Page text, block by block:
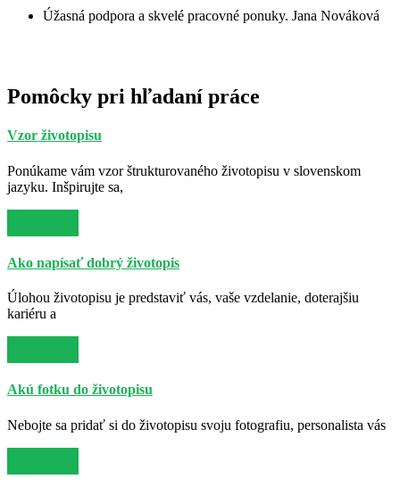
Úžasná podpora a skvelé pracovné ponuky. Jana Nováková
Pomôcky pri hľadaní práce
Vzor životopisu
Ponúkame vám vzor štrukturovaného životopisu v slovenskom
jazyku. Inšpirujte sa,
Ako napísať dobrý životopis
Úlohou životopisu je predstaviť vás, vaše vzdelanie, doterajšiu
kariéru a
Akú fotku do životopisu
Nebojte sa pridať si do životopisu svoju fotografiu, personalista vás